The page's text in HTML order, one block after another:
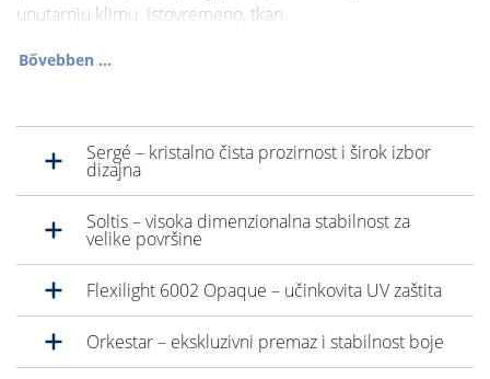
unutarnju klimu. Istovremeno, tkan
Bővebben ...
Sergé – kristalno čista prozirnost i širok izbor
dizajna
Soltis – visoka dimenzionalna stabilnost za
velike površine
Flexilight 6002 Opaque – učinkovita UV zaštita
Orkestar – ekskluzivni premaz i stabilnost boje